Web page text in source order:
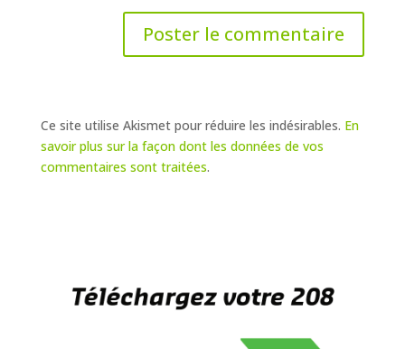
Ce site utilise Akismet pour réduire les indésirables. En
savoir plus sur la façon dont les données de vos
commentaires sont traitées.